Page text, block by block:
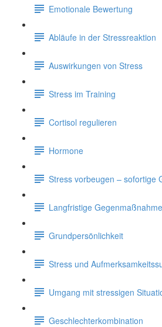
Emotionale Bewertung
Abläufe in der Stressreaktion
Auswirkungen von Stress
Stress im Training
Cortisol regulieren
Hormone
Stress vorbeugen – sofortige
Langfristige
Grundpersönlichkeit
Stress und
Umgang mit stressigen
Geschlechterkombination